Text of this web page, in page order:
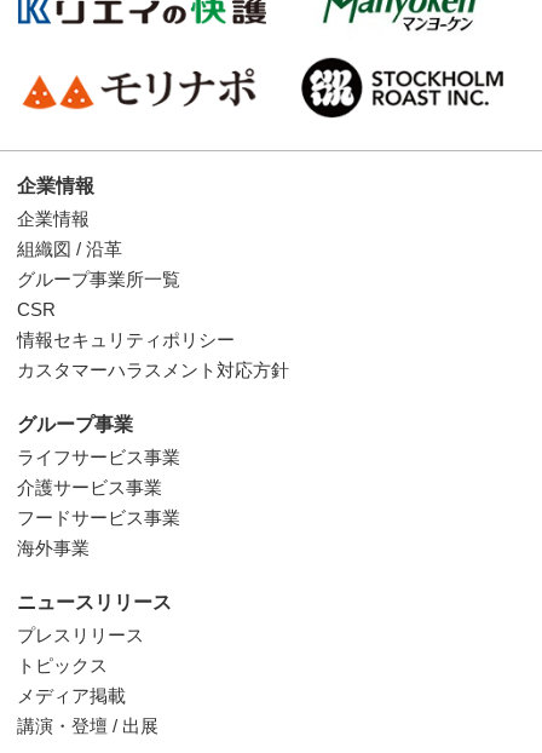
企業情報
企業情報
組織図 / 沿革
グループ事業所一覧
CSR
情報セキュリティポリシー
カスタマーハラスメント対応方針
グループ事業
ライフサービス事業
介護サービス事業
フードサービス事業
海外事業
ニュースリリース
プレスリリース
トピックス
メディア掲載
講演・登壇 / 出展